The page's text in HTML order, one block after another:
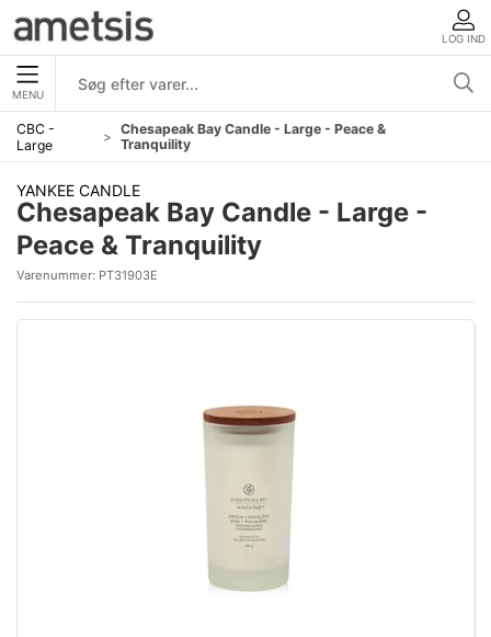
LOG IND
MENU
CBC -
Large
Chesapeak Bay Candle - Large - Peace &
Tranquility
YANKEE CANDLE
Chesapeak Bay Candle - Large -
Peace & Tranquility
Varenummer: PT31903E